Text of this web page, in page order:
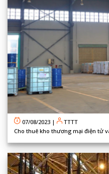
07/08/2023 |
TTTT
Cho thuê kho thương mại điện tử